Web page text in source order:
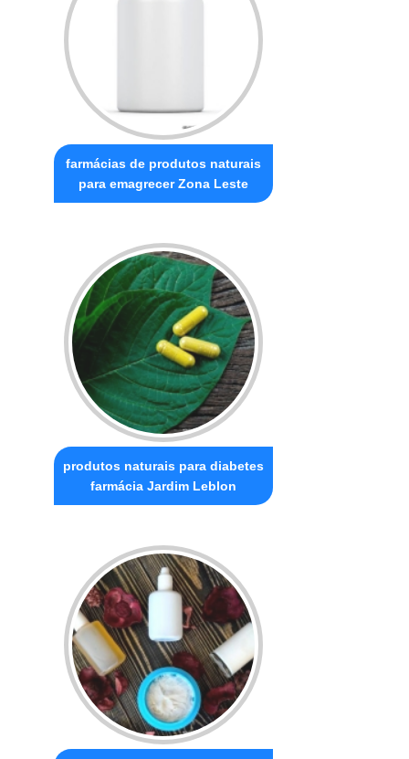
farmácias de produtos naturais
para emagrecer Zona Leste
produtos naturais para diabetes
farmácia Jardim Leblon